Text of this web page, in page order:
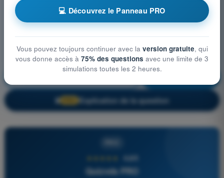
🔒 Explication de la question
4,6/5
Quizvds PRO
💻 Découvrez le Panneau PRO
Vous pouvez toujours continuer avec la version gratuite, qui
vous donne accès à 75% des questions avec une limite de 3
simulations toutes les 2 heures.